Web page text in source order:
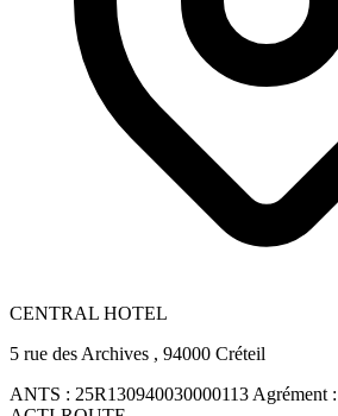
CENTRAL HOTEL
5 rue des Archives , 94000 Créteil
ANTS : 25R130940030000113 Agrément :